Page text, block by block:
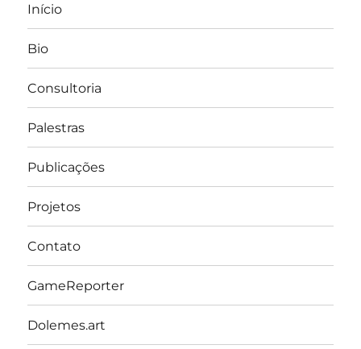
Início
Bio
Consultoria
Palestras
Publicações
Projetos
Contato
GameReporter
Dolemes.art